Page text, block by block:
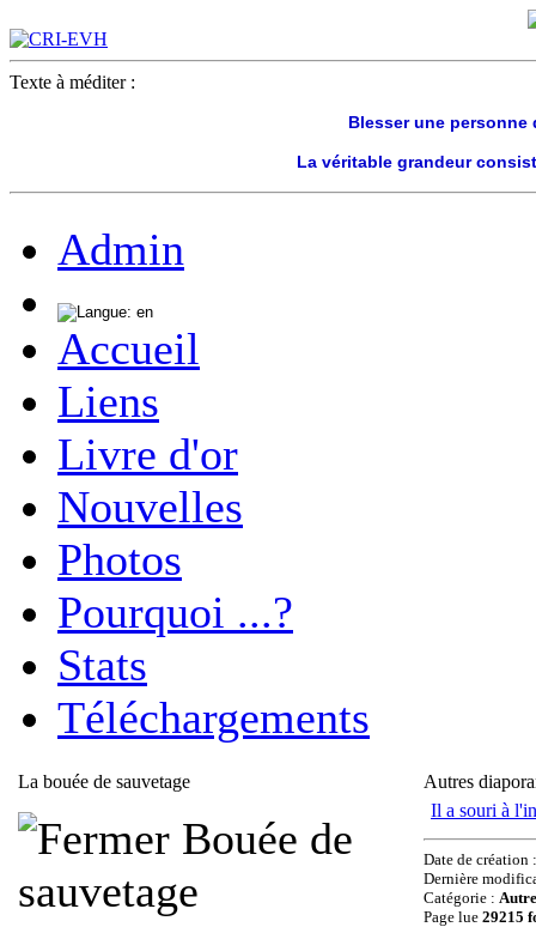
Texte à méditer :
Blesser une personne
La véritable grandeur
Admin
Accueil
Liens
Livre d'or
Nouvelles
Photos
Pourquoi ...?
Stats
Téléchargements
La bouée de sauvetage
Bouée de
sauvetage
Autres
Il a souri à
Date de création
Dernière
Catégorie :
Page lue 29215